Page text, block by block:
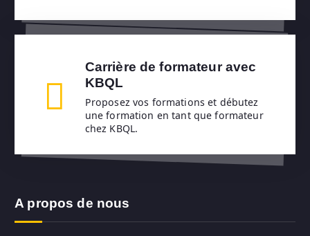
Carrière de formateur avec
KBQL
Proposez vos formations et débutez
une formation en tant que formateur
chez KBQL.
A propos de nous